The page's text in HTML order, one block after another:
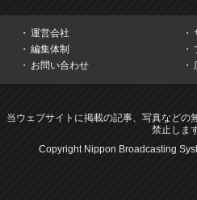
運営会社
編集体制
お問い合わせ
当ウェブサイトに掲載の記事、写真などの
禁止しま
Copyright Nippon Broadcasting